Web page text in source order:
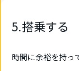
5.搭乗する
時間に余裕を持っ